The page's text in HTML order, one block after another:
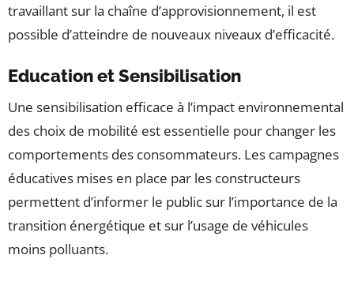
travaillant sur la chaîne d’approvisionnement, il est
possible d’atteindre de nouveaux niveaux d’efficacité.
Education et Sensibilisation
Une sensibilisation efficace à l’impact environnemental
des choix de mobilité est essentielle pour changer les
comportements des consommateurs. Les campagnes
éducatives mises en place par les constructeurs
permettent d’informer le public sur l’importance de la
transition énergétique et sur l’usage de véhicules
moins polluants.